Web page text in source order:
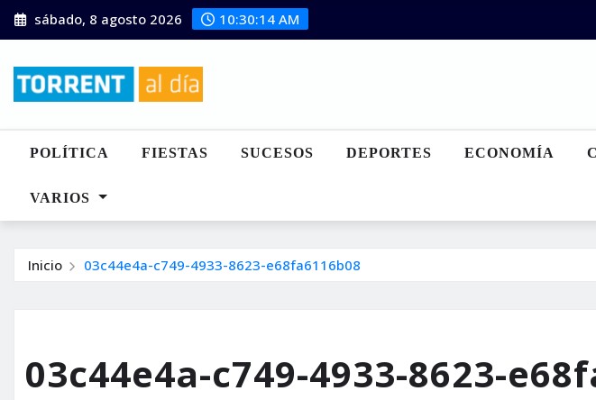
Saltar
al
sábado, 8 agosto 2026 10:30:15 AM
POLÍTICA FIESTAS SUCESOS DEPORTES ECONOMÍA
VARIOS
Inicio 03c44e4a-c749-4933-8623-e68fa6116b08
03c44e4a-c749-4933-8623-